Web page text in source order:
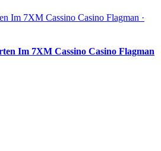
Im 7XM Cassino Casino Flagman ·
Im 7XM Cassino Casino Flagman